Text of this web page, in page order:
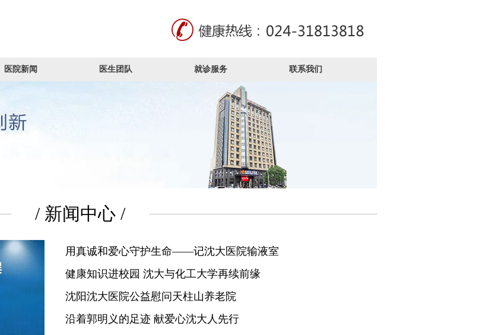
医院新闻 医生团队 就诊服务 联系我们
/ 新闻中心 /
用真诚和爱心守护生命——记沈大医院输液室
健康知识进校园 沈大与化工大学再续前缘
沈阳沈大医院公益慰问天柱山养老院
沿着郭明义的足迹 献爱心沈大人先行